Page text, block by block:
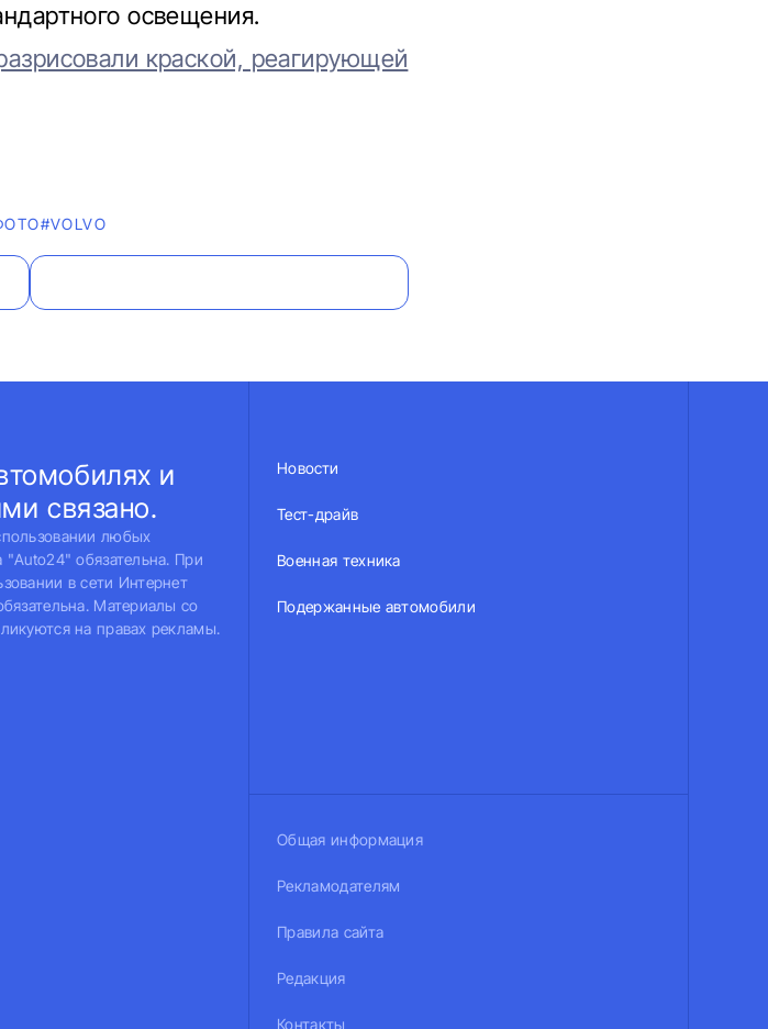
освещения.
краской, реагирующей
#VOLVO
и
связано.
любых
обязательна. При
в сети Интернет
Материалы со
на правах рекламы.
Новости
Тест-драйв
Военная техника
Подержанные автомобили
Общая информация
Рекламодателям
Правила сайта
Редакция
Контакты